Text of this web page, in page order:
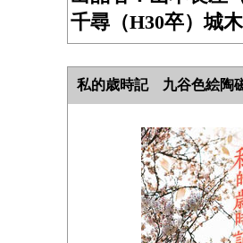
千尋（H30卒）城
私的歳時記 九谷色絵